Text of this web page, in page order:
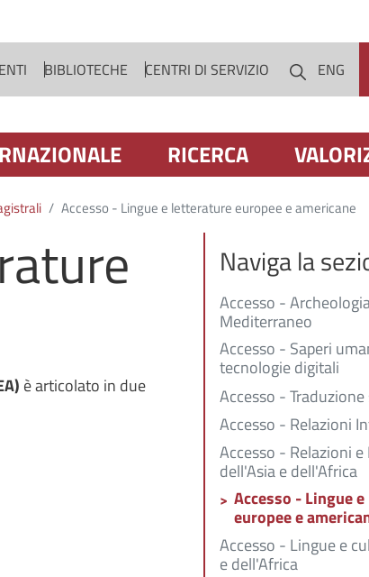
BIBLIOTECHE CENTRI DI SERVIZIO CercaENG
RICERCA
Accesso - Lingue e letterature europee e americane
è articolato in due
Naviga la
Accesso -
Mediterraneo
Accesso - Saperi
tecnologie digitali
Accesso -
Accesso - Relazioni
Accesso - Relazioni
dell'Asia e dell'Africa
Accesso - Lingue
europee e
Accesso - Lingue e
e dell'Africa